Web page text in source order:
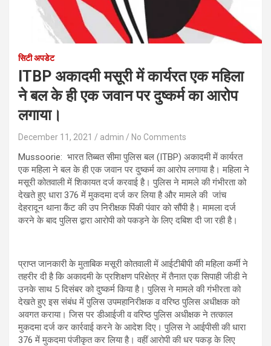
सिटी अपडेट
ITBP अकादमी मसूरी में कार्यरत एक महिला
ने बल के ही एक जवान पर दुष्कर्म का आरोप
लगाया।
December 11, 2021 admin No Comments
Mussoorie: भारत तिब्बत सीमा पुलिस बल (ITBP) अकादमी में कार्यरत
एक महिला ने बल के ही एक जवान पर दुष्कर्म का आरोप लगाया है। महिला ने
मसूरी कोतवाली में शिकायत दर्ज करवाई है। पुलिस ने मामले की गंभीरता को
देखते हुए धारा 376 में मुकदमा दर्ज कर लिया है और मामले की जांच
देहरादून थाना कैंट की उप निरीक्षक पिंकी पंवार को सौंपी है। मामला दर्ज
करने के बाद पुलिस द्वारा आरोपी को पकड़ने के लिए दबिश दी जा रही है।
प्राप्त जानकारी के मुताबिक मसूरी कोतवाली में आईटीबीपी की महिला कर्मी ने
तहरीर दी है कि अकादमी के प्रशिक्षण परिक्षेत्र में तैनात एक सिपाही जीडी ने
उनके साथ 5 दिसंबर को दुष्कर्म किया है। पुलिस ने मामले की गंभीरता को
देखते हुए इस संबंध में पुलिस उपमहानिरीक्षक व वरिष्ठ पुलिस अधीक्षक को
अवगत कराया। जिस पर डीआईजी व वरिष्ठ पुलिस अधीक्षक ने तत्काल
मुकदमा दर्ज कर कार्रवाई करने के आदेश दिए। पुलिस ने आईपीसी की धारा
376 में मुकदमा पंजीकृत कर लिया है। वहीं आरोपी की धर पकड़ के लिए